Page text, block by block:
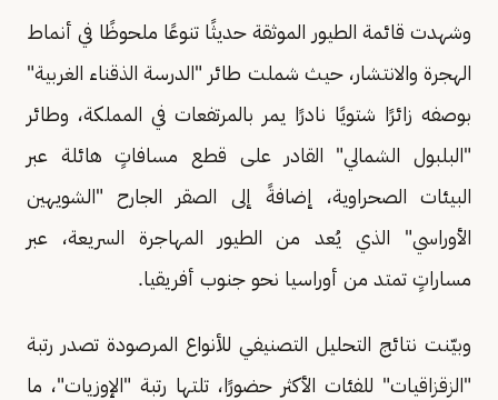
وشهدت قائمة الطيور الموثقة حديثًا تنوعًا ملحوظًا في أنماط
الهجرة والانتشار، حيث شملت طائر "الدرسة الذقناء الغربية"
بوصفه زائرًا شتويًا نادرًا يمر بالمرتفعات في المملكة، وطائر
"البلبول الشمالي" القادر على قطع مسافاتٍ هائلة عبر
البيئات الصحراوية، إضافةً إلى الصقر الجارح "الشويهين
الأوراسي" الذي يُعد من الطيور المهاجرة السريعة، عبر
مساراتٍ تمتد من أوراسيا نحو جنوب أفريقيا.
وبيّنت نتائج التحليل التصنيفي للأنواع المرصودة تصدر رتبة
"الزقزاقيات" للفئات الأكثر حضورًا، تلتها رتبة "الإوزيات"، ما